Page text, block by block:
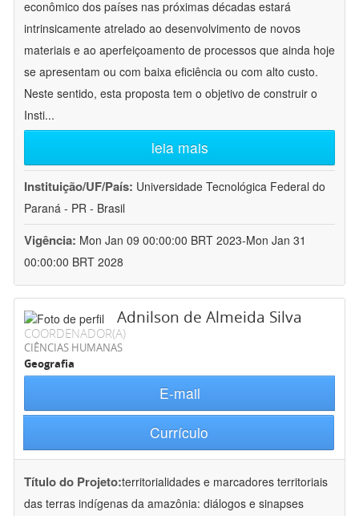
econômico dos países nas próximas décadas estará
intrinsicamente atrelado ao desenvolvimento de novos
materiais e ao aperfeiçoamento de processos que ainda hoje
se apresentam ou com baixa eficiência ou com alto custo.
Neste sentido, esta proposta tem o objetivo de construir o
Insti...
leia mais
Instituição/UF/País: Universidade Tecnológica Federal do
Paraná - PR - Brasil
Vigência: Mon Jan 09 00:00:00 BRT 2023-Mon Jan 31
00:00:00 BRT 2028
Adnilson de Almeida Silva
COORDENADOR(A)
CIÊNCIAS HUMANAS
Geografia
E-mail
Currículo
Título do Projeto:territorialidades e marcadores territoriais
das terras indígenas da amazônia: diálogos e sinapses